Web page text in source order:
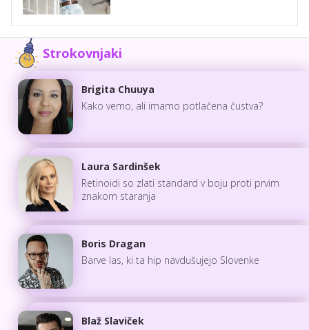
Strokovnjaki
Brigita Chuuya
Kako vemo, ali imamo potlačena čustva?
Laura Sardinšek
Retinoidi so zlati standard v boju proti prvim
znakom staranja
Boris Dragan
Barve las, ki ta hip navdušujejo Slovenke
Blaž Slaviček